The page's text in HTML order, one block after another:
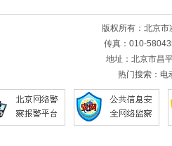
版权所有：北京
传真：010-
地址：北京市
热门搜索： 电